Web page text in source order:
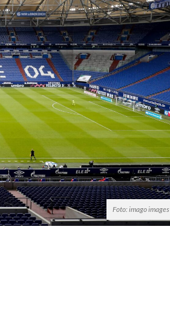
Foto: imago images